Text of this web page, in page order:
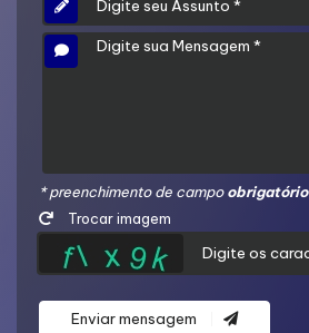
* preenchimento de campoobrigatório
Trocar imagem
Enviar mensagem